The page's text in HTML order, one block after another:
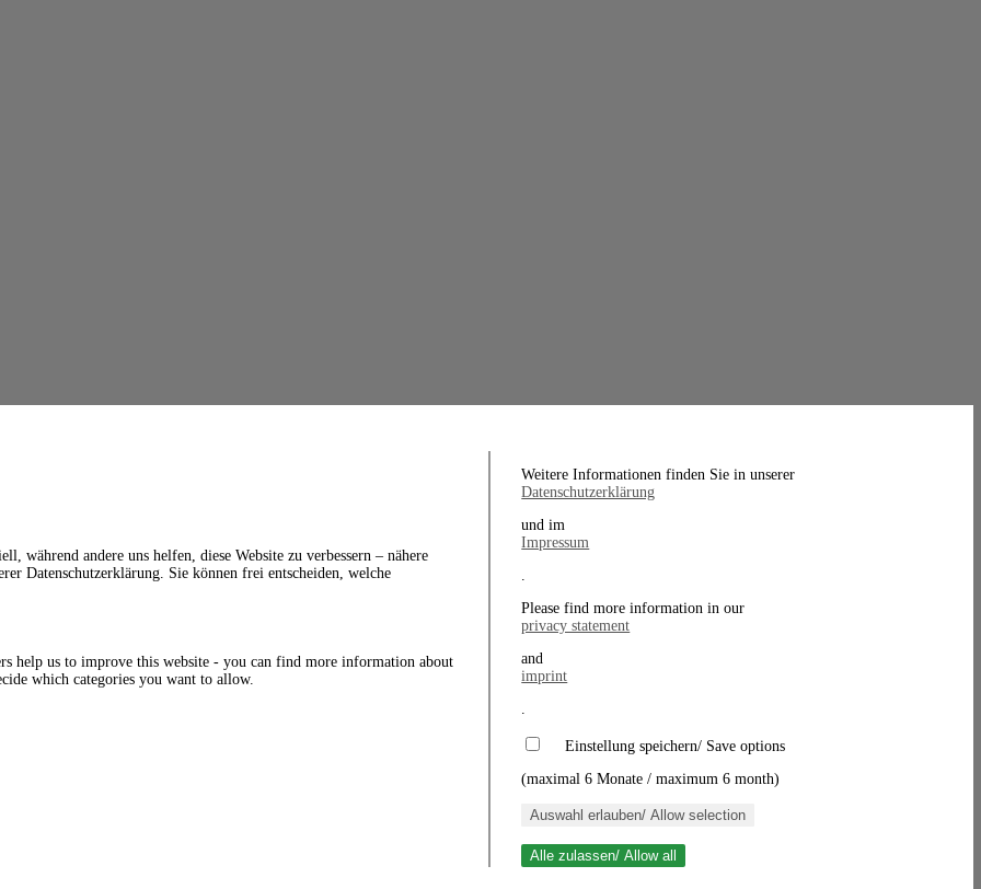
während andere uns helfen, diese Website zu verbessern – nähere
Datenschutzerklärung. Sie können frei entscheiden, welche
help us to improve this website - you can find more information about
which categories you want to allow.
Weitere Informationen finden Sie in unserer
Datenschutzerklärung
und im
Impressum
.
Please find more information in our
privacy statement
and
imprint
.
Einstellung speichern/ Save options
(maximal 6 Monate / maximum 6 month)
Auswahl erlauben/ Allow selection
Alle zulassen/ Allow all